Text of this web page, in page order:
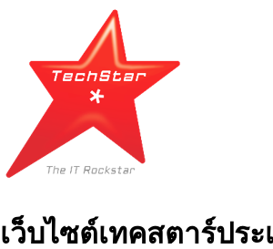
เว็บไซต์เทคสตาร์ปร